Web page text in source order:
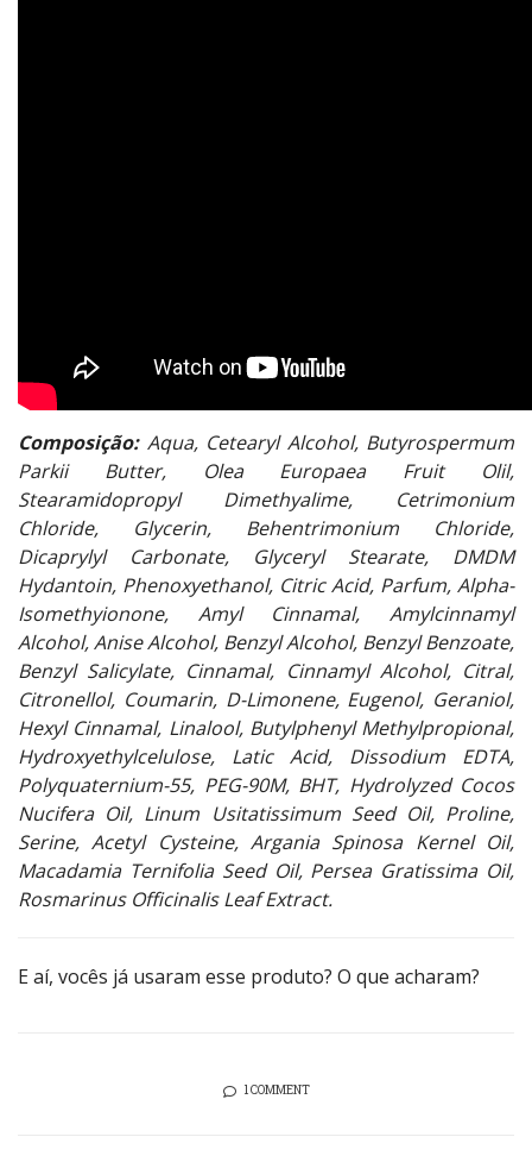
Composição: Aqua, Cetearyl Alcohol, Butyrospermum
Parkii Butter, Olea Europaea Fruit Olil,
Stearamidopropyl Dimethyalime, Cetrimonium
Chloride, Glycerin, Behentrimonium Chloride,
Dicaprylyl Carbonate, Glyceryl Stearate, DMDM
Hydantoin, Phenoxyethanol, Citric Acid, Parfum, Alpha-
Isomethyionone, Amyl Cinnamal, Amylcinnamyl
Alcohol, Anise Alcohol, Benzyl Alcohol, Benzyl Benzoate,
Benzyl Salicylate, Cinnamal, Cinnamyl Alcohol, Citral,
Citronellol, Coumarin, D-Limonene, Eugenol, Geraniol,
Hexyl Cinnamal, Linalool, Butylphenyl Methylpropional,
Hydroxyethylcelulose, Latic Acid, Dissodium EDTA,
Polyquaternium-55, PEG-90M, BHT, Hydrolyzed Cocos
Nucifera Oil, Linum Usitatissimum Seed Oil, Proline,
Serine, Acetyl Cysteine, Argania Spinosa Kernel Oil,
Macadamia Ternifolia Seed Oil, Persea Gratissima Oil,
Rosmarinus Officinalis Leaf Extract.
E aí, vocês já usaram esse produto? O que acharam?
1 COMMENT